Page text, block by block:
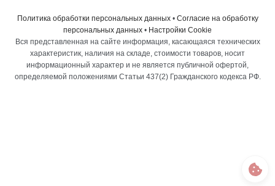
Политика обработки персональных данных• Согласие на обработку
персональных данных • Настройки Cookie
Вся представленная на сайте информация, касающаяся технических
характеристик, наличия на складе, стоимости товаров, носит
информационный характер и не является публичной офертой,
определяемой положениями Статьи 437(2) Гражданского кодекса РФ.